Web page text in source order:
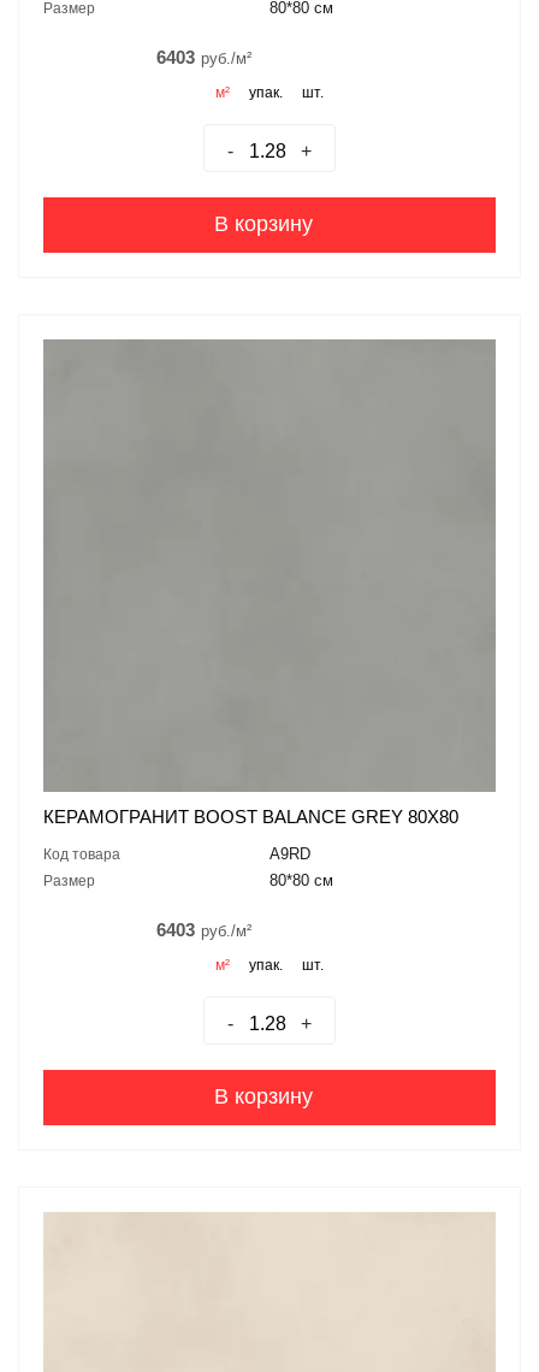
Размер 80*80 см
6403 руб./м²
м² упак. шт.
- +
В корзину
КЕРАМОГРАНИТ BOOST BALANCE GREY 80X80
Код товара A9RD
Размер 80*80 см
6403 руб./м²
м² упак. шт.
- +
В корзину